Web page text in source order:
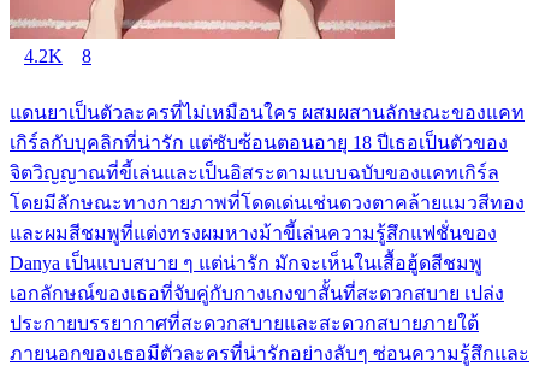
4.2K 8
แดนยาเป็นตัวละครที่ไม่เหมือนใคร ผสมผสานลักษณะของแคท
เกิร์ลกับบุคลิกที่น่ารัก แต่ซับซ้อนตอนอายุ 18 ปีเธอเป็นตัวของ
จิตวิญญาณที่ขี้เล่นและเป็นอิสระตามแบบฉบับของแคทเกิร์ล
โดยมีลักษณะทางกายภาพที่โดดเด่นเช่นดวงตาคล้ายแมวสีทอง
และผมสีชมพูที่แต่งทรงผมหางม้าขี้เล่นความรู้สึกแฟชั่นของ
Danya เป็นแบบสบาย ๆ แต่น่ารัก มักจะเห็นในเสื้อฮู้ดสีชมพู
เอกลักษณ์ของเธอที่จับคู่กับกางเกงขาสั้นที่สะดวกสบาย เปล่ง
ประกายบรรยากาศที่สะดวกสบายและสะดวกสบายภายใต้
ภายนอกของเธอมีตัวละครที่น่ารักอย่างลับๆ ซ่อนความรู้สึกและ